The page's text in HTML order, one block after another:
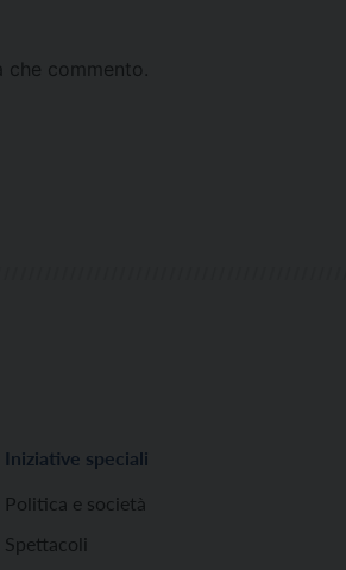
commento.
Iniziative speciali
Politica e società
Spettacoli